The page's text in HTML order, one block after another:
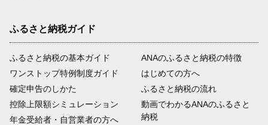
ふるさと納税ガイド
ふるさと納税の基本ガイド
ワンストップ特例制度ガイド
確定申告のしかた
控除上限額シミュレーション
年金受給者・自営業者の方へ
ANAのふるさと納税の特徴
はじめての方へ
ふるさと納税の流れ
動画でわかるANAのふるさと
納税